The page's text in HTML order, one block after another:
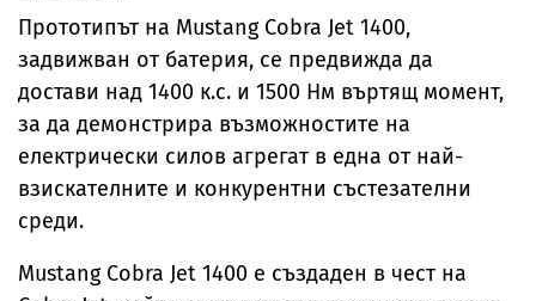
Прототипът на Mustang Cobra Jet 1400,
задвижван от батерия, се предвижда да
достави над 1400 к.с. и 1500 Нм въртящ момент,
за да демонстрира възможностите на
електрически силов агрегат в една от най-
взискателните и конкурентни състезателни
среди.
Mustang Cobra Jet 1400 е създаден в чест на